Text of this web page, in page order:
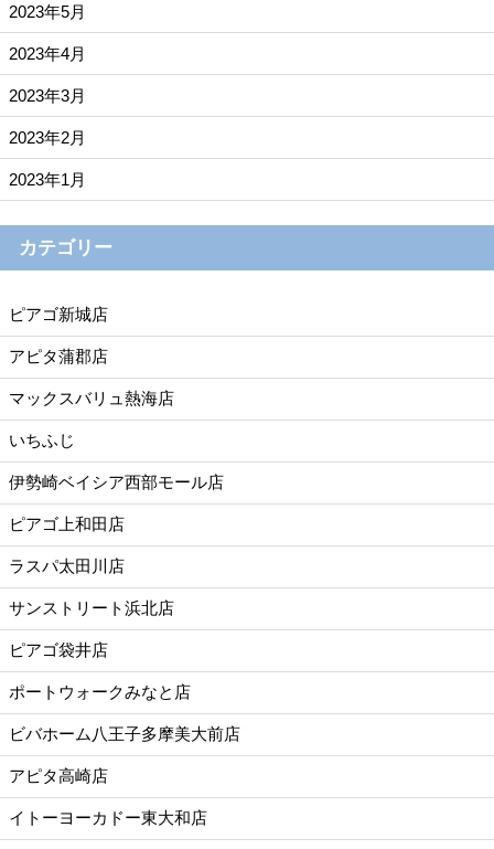
2023年5月
2023年4月
2023年3月
2023年2月
2023年1月
カテゴリー
ピアゴ新城店
アピタ蒲郡店
マックスバリュ熱海店
いちふじ
伊勢崎ベイシア西部モール店
ピアゴ上和田店
ラスパ太田川店
サンストリート浜北店
ピアゴ袋井店
ポートウォークみなと店
ビバホーム八王子多摩美大前店
アピタ高崎店
イトーヨーカドー東大和店